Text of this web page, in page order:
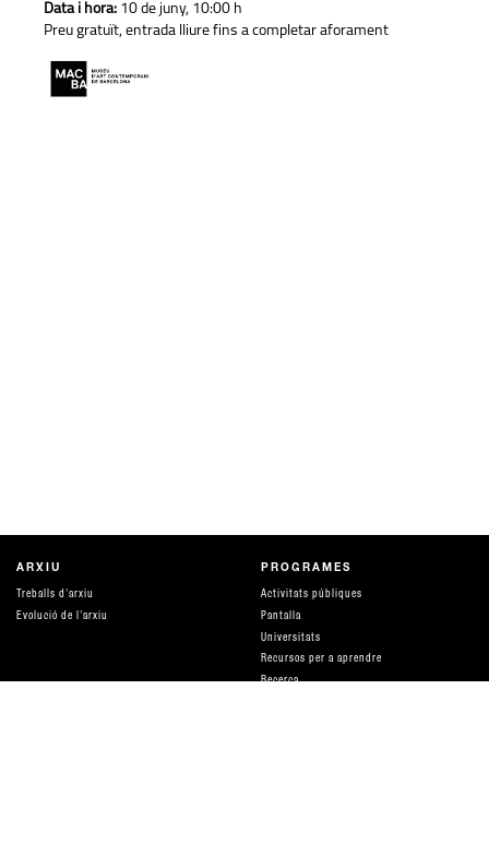
Data i hora: 10 de juny, 10:00 h
Preu gratuït, entrada lliure fins a completar aforament
ARXIU
Treballs d'arxiu
Evolució de l'arxiu
PROGRAMES
Activitats públiques
Pantalla
Universitats
Recursos per a aprendre
Recerca